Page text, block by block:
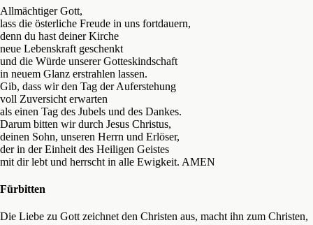
Allmächtiger Gott,
lass die österliche Freude in uns fortdauern,
denn du hast deiner Kirche
neue Lebenskraft geschenkt
und die Würde unserer Gotteskindschaft
in neuem Glanz erstrahlen lassen.
Gib, dass wir den Tag der Auferstehung
voll Zuversicht erwarten
als einen Tag des Jubels und des Dankes.
Darum bitten wir durch Jesus Christus,
deinen Sohn, unseren Herrn und Erlöser,
der in der Einheit des Heiligen Geistes
mit dir lebt und herrscht in alle Ewigkeit. AMEN
Fürbitten
Die Liebe zu Gott zeichnet den Christen aus, macht ihn zum Christen,